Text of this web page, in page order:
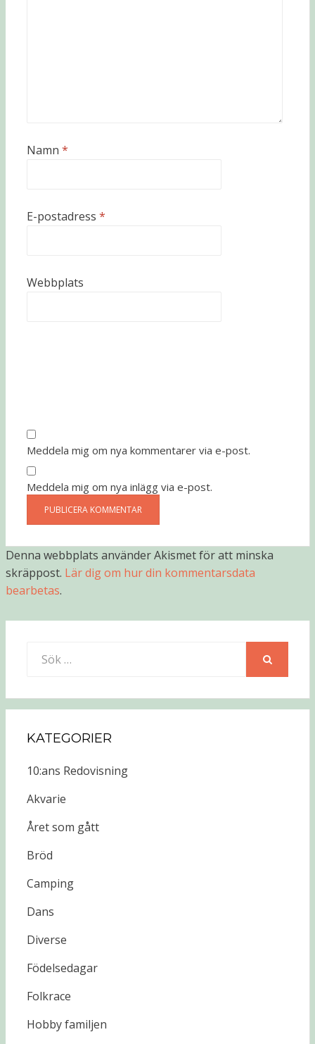
Namn *
E-postadress *
Webbplats
Meddela mig om nya kommentarer via e-post.
Meddela mig om nya inlägg via e-post.
Denna webbplats använder Akismet för att minska
skräppost. Lär dig om hur din kommentarsdata
bearbetas.
efter:
KATEGORIER
10:ans Redovisning
Akvarie
Året som gått
Bröd
Camping
Dans
Diverse
Födelsedagar
Folkrace
Hobby familjen